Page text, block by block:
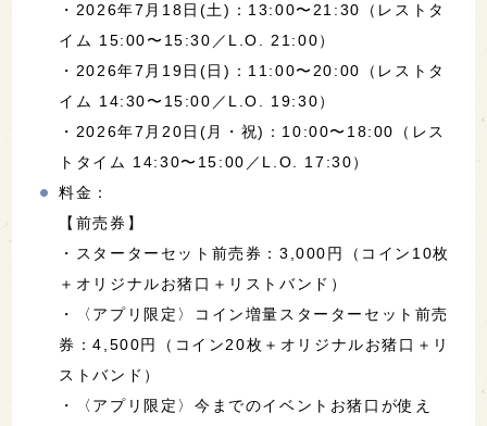
・2026年7月18日(土)：13:00〜21:30（レストタ
イム 15:00〜15:30／L.O. 21:00）
・2026年7月19日(日)：11:00〜20:00（レストタ
イム 14:30〜15:00／L.O. 19:30）
・2026年7月20日(月・祝)：10:00〜18:00（レス
トタイム 14:30〜15:00／L.O. 17:30）
料金：
【前売券】
・スターターセット前売券：3,000円（コイン10枚
＋オリジナルお猪口＋リストバンド）
・〈アプリ限定〉コイン増量スターターセット前売
券：4,500円（コイン20枚＋オリジナルお猪口＋リ
ストバンド）
・〈アプリ限定〉今までのイベントお猪口が使え